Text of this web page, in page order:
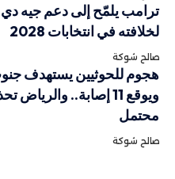
ترامب يلمّح إلى دعم جيه
لخلافته في انتخابات 2028
صالح شوكة
هجوم للحوثيين يستهدف
ويوقع 11 إصابة..
محتمل
صالح شوكة